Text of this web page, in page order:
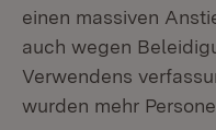
einen massiven
auch wegen
Verwendens
wurden mehr